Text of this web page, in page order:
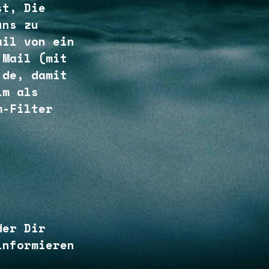
Die
zu
von ein
Mail (mit
damit
als
Filter
Dir